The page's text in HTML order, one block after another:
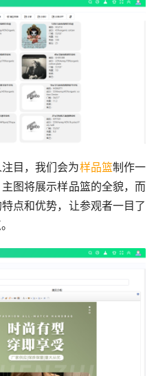
目，我们会为样品篮制作一
图将展示样品篮的全貌，而
点和优势，让参观者一目了